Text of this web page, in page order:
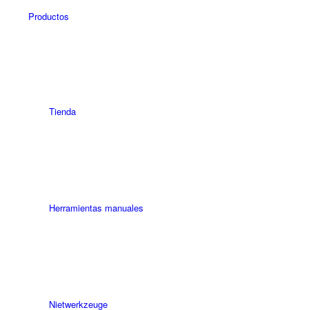
Productos
Tienda
Herramientas manuales
Niet­werk­zeuge